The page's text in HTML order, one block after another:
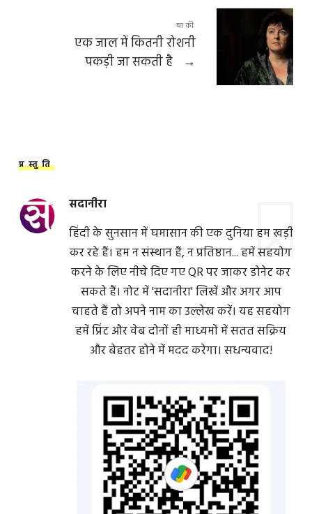
बाक़ी
एक जाल में कितनी रोशनी
पकड़ी जा सकती है
→
प्रस्तुति
सदानीरा
हिंदी के सुनसान में घमासान की एक दुनिया हम खड़ी
कर रहे हैं। हम न संस्थान हैं, न प्रतिष्ठान... हमें सहयोग
करने के लिए नीचे दिए गए QR पर जाकर डोनेट कर
सकते हैं। नोट में 'सदानीरा' लिखें और अगर आप
चाहते हैं तो अपने नाम का उल्लेख करें। यह सहयोग
हमें प्रिंट और वेब दोनों ही माध्यमों में सतत सक्रिय
और बेहतर होने में मदद करेगा। सधन्यवाद!